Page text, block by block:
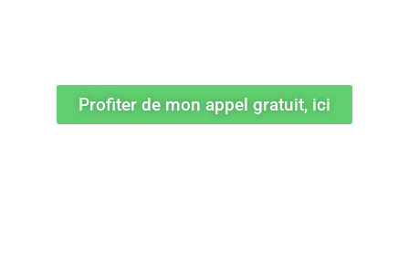
Profiter de mon appel gratuit, ici